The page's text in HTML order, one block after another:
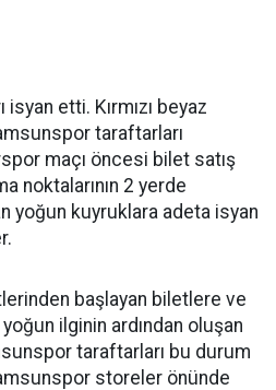
etti. Kırmızı beyaz
taraftarları
maçı öncesi bilet satış
noktalarının 2 yerde
yoğun kuyruklara adeta isyan
başlayan biletlere ve
ilginin ardından oluşan
taraftarları bu durum
storeler önünde